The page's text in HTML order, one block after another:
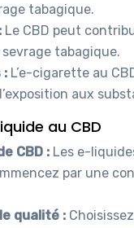
tabagique.
Le CBD peut
tabagique.
: L’e-cigarette au
aux
au CBD
CBD : Les e-
par une
qualité :